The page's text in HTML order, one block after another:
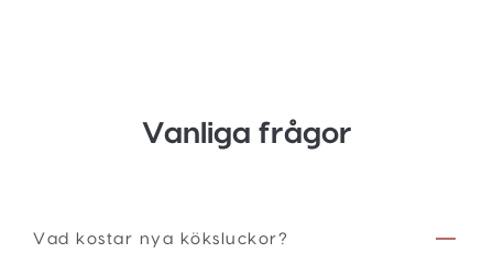
Vanliga frågor
Vad kostar nya köksluckor?